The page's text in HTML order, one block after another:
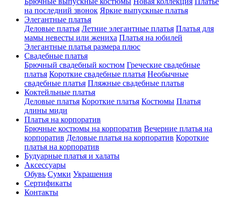
на последний звонок Яркие выпускные платья
Элегантные платья
Деловые платья Летние элегантные платья Платья для
мамы невесты или жениха Платья на юбилей
Элегантные платья размера плюс
Свадебные платья
Брючный свадебный костюм Греческие свадебные
платья Короткие свадебные платья Необычные
свадебные платья Пляжные свадебные платья
Коктейльные платья
Деловые платья Короткие платья Костюмы Платья
длины миди
Платья на корпоратив
Брючные костюмы на корпоратив Вечерние платья на
корпоратив Деловые платья на корпоратив Короткие
платья на корпоратив
Будуарные платья и халаты
Аксессуары
Обувь Сумки Украшения
Сертификаты
Контакты